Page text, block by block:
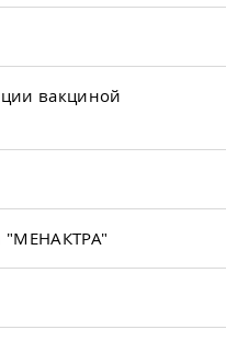
вакциной
"МЕНАКТРА"